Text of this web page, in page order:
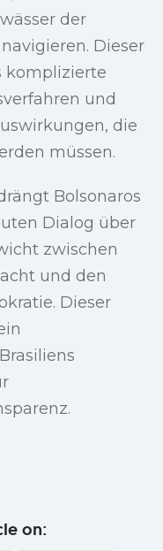
der
Dieser
komplizierte
und
die
müssen.
Bolsonaros
Dialog über
zwischen
und den
Dieser
on: